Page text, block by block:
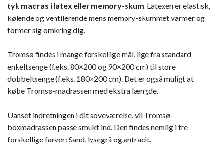
tyk madras i latex eller memory-skum . Latexen er elastisk,
kølende og ventilerende mens memory-skummet varmer og
former sig omkring dig.
Tromsø findes i mange forskellige mål, lige fra standard
enkeltsenge (f.eks. 80×200 og 90×200 cm) til store
dobbeltsenge (f.eks. 180×200 cm). Det er også muligt at
købe Tromsø-madrassen med ekstra længde.
Uanset indretningen i dit soveværelse, vil Tromsø-
boxmadrassen passe smukt ind. Den findes nemlig i tre
forskellige farver: Sand, lysegrå og antracit.